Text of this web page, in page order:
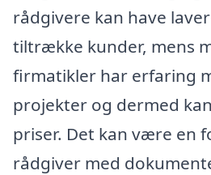
rådgivere kan have
tiltrække kunder, mens
firmatikler har erfaring
projekter og dermed
priser. Det kan være en
rådgiver med